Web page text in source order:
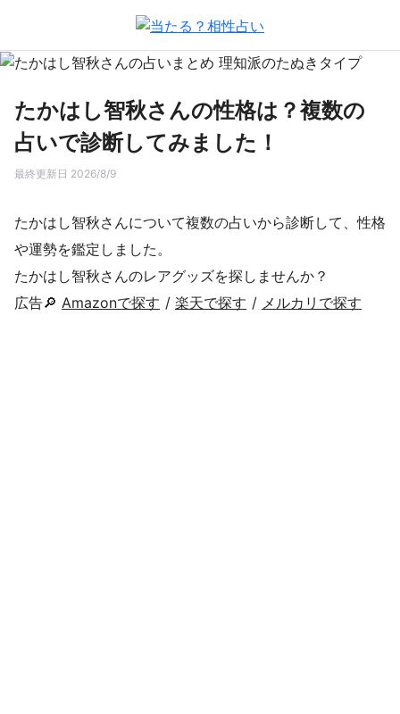
たかはし智秋さんの性格は？複数の
占いで診断してみました！
最終更新日 2026/8/9
たかはし智秋さんについて複数の占いから診断して、性格
や運勢を鑑定しました。
たかはし智秋さんのレアグッズを探しませんか？
広告🔎 Amazonで探す / 楽天で探す / メルカリで探す